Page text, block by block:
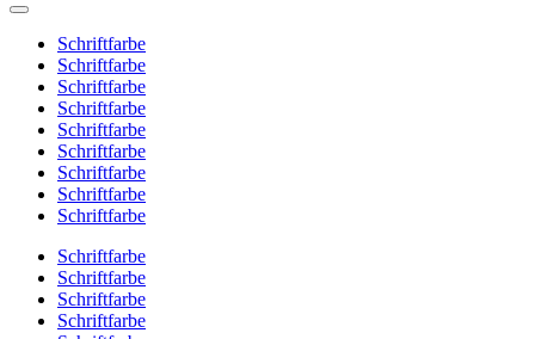
Schriftfarbe
Schriftfarbe
Schriftfarbe
Schriftfarbe
Schriftfarbe
Schriftfarbe
Schriftfarbe
Schriftfarbe
Schriftfarbe
Schriftfarbe
Schriftfarbe
Schriftfarbe
Schriftfarbe